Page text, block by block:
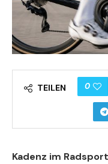
TEILEN 0
Kadenz im Radsport